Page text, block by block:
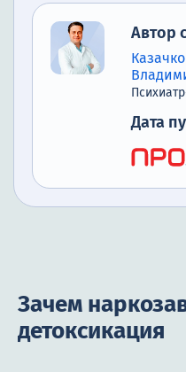
Автор
Дата
Зачем
детоксикация